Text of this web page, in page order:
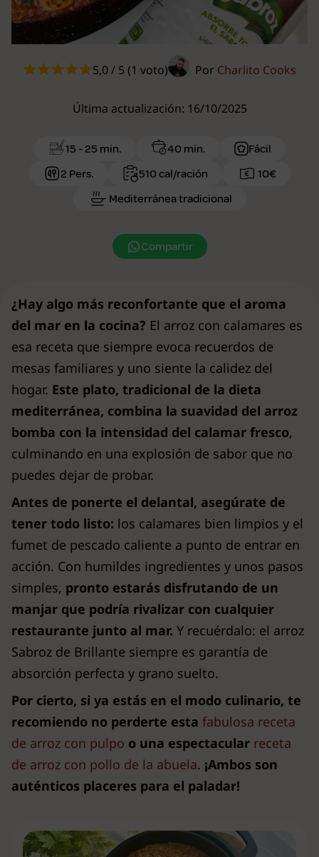
5,0 / 5 (1 voto) Por Charlito Cooks
Última actualización: 16/10/2025
15 - 25 min. 40 min.
Fácil
2 Pers.
510 cal/ración
10€
Mediterránea tradicional
Compartir
¿Hay algo más reconfortante que el aroma
del mar en la cocina? El arroz con calamares es
esa receta que siempre evoca recuerdos de
mesas familiares y uno siente la calidez del
hogar. Este plato, tradicional de la dieta
mediterránea, combina la suavidad del arroz
bomba con la intensidad del calamar fresco,
culminando en una explosión de sabor que no
puedes dejar de probar.
Antes de ponerte el delantal, asegúrate de
tener todo listo: los calamares bien limpios y el
fumet de pescado caliente a punto de entrar en
acción. Con humildes ingredientes y unos pasos
simples, pronto estarás disfrutando de un
manjar que podría rivalizar con cualquier
restaurante junto al mar. Y recuérdalo: el arroz
Sabroz de Brillante siempre es garantía de
absorción perfecta y grano suelto.
Por cierto, si ya estás en el modo culinario, te
recomiendo no perderte esta fabulosa receta
de arroz con pulpo o una espectacular receta
de arroz con pollo de la abuela. ¡Ambos son
auténticos placeres para el paladar!